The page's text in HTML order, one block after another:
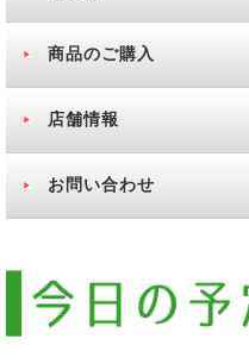
商品のご購入
店舗情報
お問い合わせ